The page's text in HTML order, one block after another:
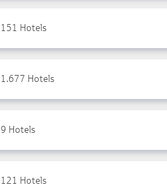
151 Hotels
1.677 Hotels
9 Hotels
121 Hotels